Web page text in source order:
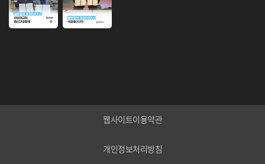
웹사이트이용약관
개인정보처리방침